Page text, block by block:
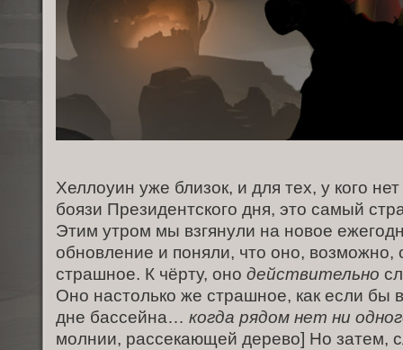
Хеллоуин уже близок, и для тех, у кого
боязи Президентского дня, это самый
Этим утром мы взгянули на новое
обновление и поняли, что оно, возможно,
страшное. К чёрту, оно действительно
Оно настолько же страшное, как если бы
дне бассейна… когда рядом нет ни
молнии, рассекающей дерево] Но затем,